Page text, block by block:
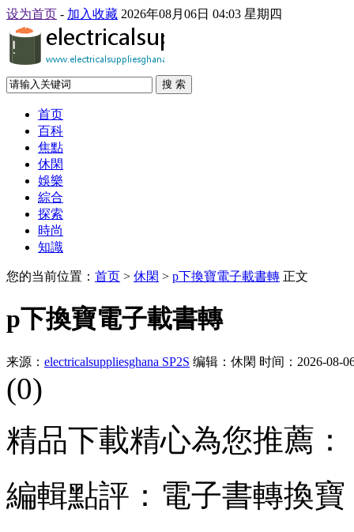
设为首页 - 加入收藏 2026年08月06日 04:03 星期四
搜 索
首页
百科
焦點
休閑
娛樂
綜合
探索
時尚
知識
您的当前位置： 首页 > 休閑 > p下換寶電子載書轉 正文
p下換寶電子載書轉
来源： electricalsuppliesghana SP2S 编辑：休閑 时间：2026-08-
(0)
精品下載精心為您推薦：
編輯點評：電子書轉換